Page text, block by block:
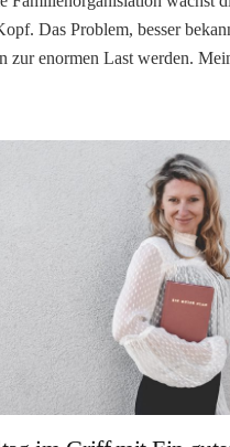
Das Problem, besser
zur enormen Last werden.